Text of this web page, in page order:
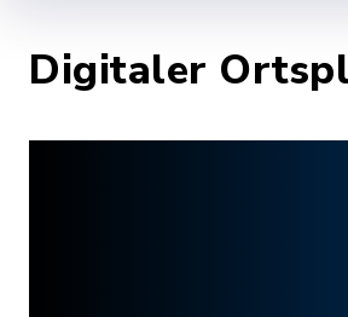
Digitaler